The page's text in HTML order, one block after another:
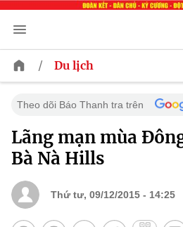
/ Du lịch
Theo dõi Báo Thanh tra trên
Lãng mạn mùa
Bà Nà Hills
Thứ tư, 09/12/2015 - 14:25